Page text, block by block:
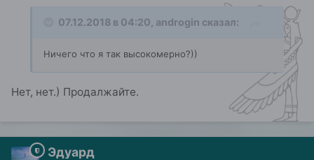
07.12.2018 в 04:20, androgin сказал:
Ничего что я так высокомерно?))
Нет, нет.) Продалжайте.
Эдуард